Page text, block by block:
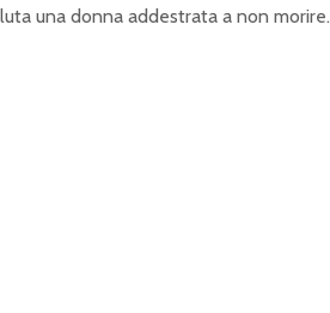
una donna addestrata a non morire.